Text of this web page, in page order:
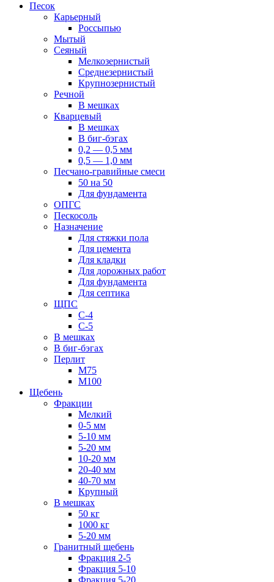
Песок
Карьерный
Россыпью
Мытый
Сеяный
Мелкозернистый
Среднезернистый
Крупнозернистый
Речной
В мешках
Кварцевый
В мешках
В биг-бэгах
0,2 — 0,5 мм
0,5 — 1,0 мм
Песчано-гравийные смеси
50 на 50
Для фундамента
ОПГС
Пескосоль
Назначение
Для стяжки пола
Для цемента
Для кладки
Для дорожных работ
Для фундамента
Для септика
ЩПС
С-4
С-5
В мешках
В биг-бэгах
Перлит
М75
М100
Щебень
Фракции
Мелкий
0-5 мм
5-10 мм
5-20 мм
10-20 мм
20-40 мм
40-70 мм
Крупный
В мешках
50 кг
1000 кг
5-20 мм
Гранитный щебень
Фракция 2-5
Фракция 5-10